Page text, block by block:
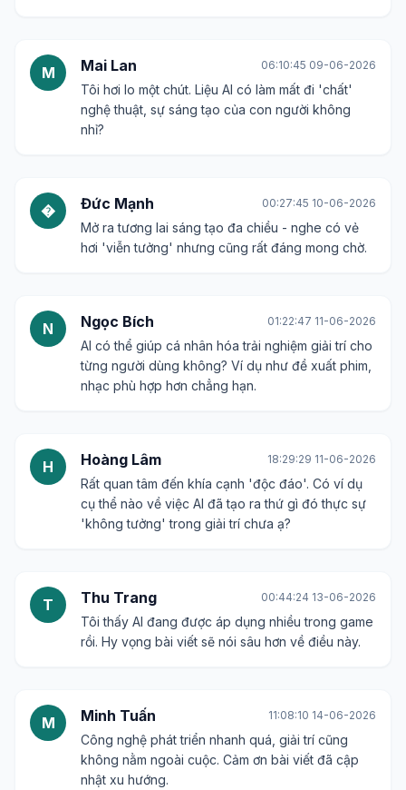
M Mai Lan 06:10:45 09-06-2026
Tôi hơi lo một chút. Liệu AI có làm mất đi 'chất'
nghệ thuật, sự sáng tạo của con người không
nhỉ?
� Đức Mạnh 00:27:45 10-06-2026
Mở ra tương lai sáng tạo đa chiều - nghe có vẻ
hơi 'viễn tưởng' nhưng cũng rất đáng mong chờ.
N Ngọc Bích 01:22:47 11-06-2026
AI có thể giúp cá nhân hóa trải nghiệm giải trí cho
từng người dùng không? Ví dụ như đề xuất phim,
nhạc phù hợp hơn chẳng hạn.
H Hoàng Lâm 18:29:29 11-06-2026
Rất quan tâm đến khía cạnh 'độc đáo'. Có ví dụ
cụ thể nào về việc AI đã tạo ra thứ gì đó thực sự
'không tưởng' trong giải trí chưa ạ?
T Thu Trang 00:44:24 13-06-2026
Tôi thấy AI đang được áp dụng nhiều trong game
rồi. Hy vọng bài viết sẽ nói sâu hơn về điều này.
M Minh Tuấn 11:08:10 14-06-2026
Công nghệ phát triển nhanh quá, giải trí cũng
không nằm ngoài cuộc. Cảm ơn bài viết đã cập
nhật xu hướng.